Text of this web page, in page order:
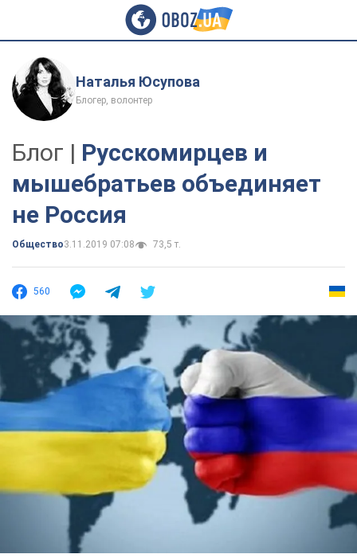
Наталья Юсупова
Блогер, волонтер
Блог | Русскомирцев и
мышебратьев объединяет
не Россия
Общество3.11.2019 07:08 73,5 т.
560